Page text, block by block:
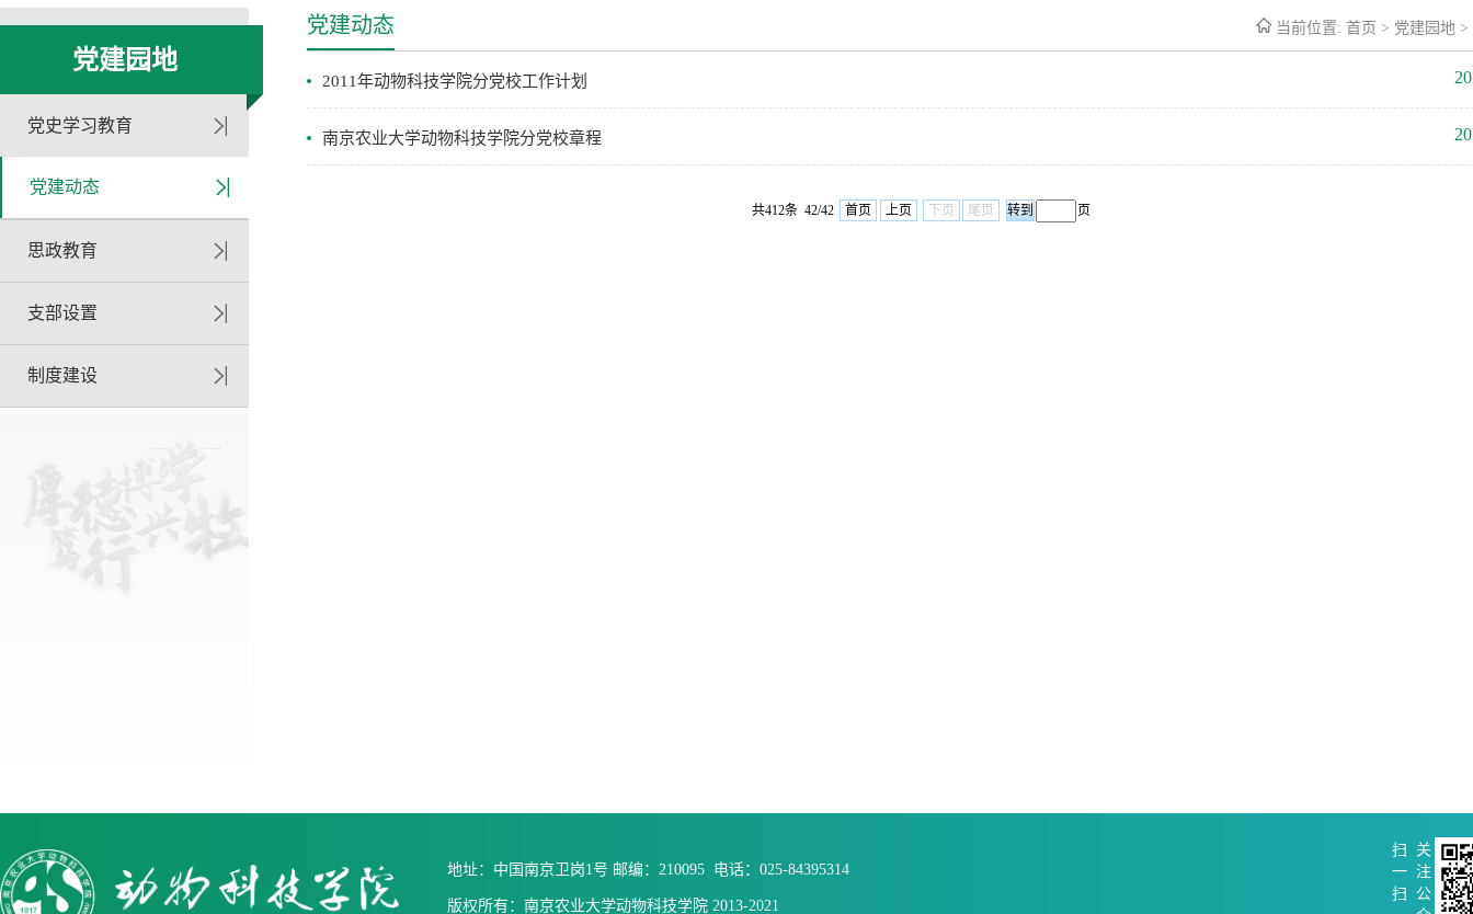
党建园地
党史学习教育
党建动态
思政教育
支部设置
制度建设
当前位置: 首页 > 党建园地 >
党建动态
2011年动物科技学院分党校工作计划
南京农业大学动物科技学院分党校章程
共412条 42/42 首页 上页 下页 尾页 页
地址：中国南京卫岗1号 邮编：210095 电话：025-84395314
版权所有：南京农业大学动物科技学院 2013-2021
扫
一
扫
关
注
公